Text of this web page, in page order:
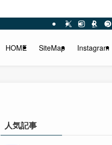
HOME SiteMap Instagram
人気記事